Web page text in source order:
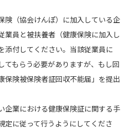
険（協会けんぽ）に加入している企
業員と被扶養者（健康保険に加入し
添付してください。当該従業員に
てもらう必要がありますが、もし回
保険被保険者証回収不能届」を提出
企業における健康保険証に関する手
定に従って行うようにしてくださ